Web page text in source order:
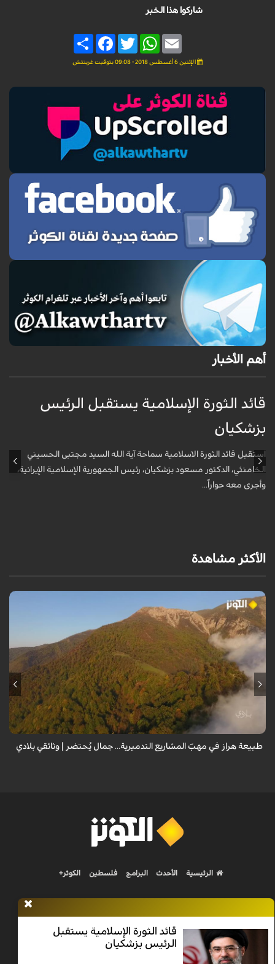
شاركوا هذا الخبر
Share
FacebookTwitter
WhatsAppEmail
الإثنين 6 أغسطس 2018 - 09:08 بتوقيت غرينتش
أهم الأخبار
قائد الثورة الإسلامية يستقبل الرئيس
بزشكيان
استقبل قائد الثورة الاسلامية سماحة آية الله السيد مجتبى الحسيني
الخامنئي، الدكتور مسعود بزشكيان، رئيس الجمهورية الإسلامية الإيرانية،
وأجرى معه حواراً...
الأكثر مشاهدة
من قلب طبيعة هراز التي كانت يوماً من أجمل الموائل الطبيعية في إيران، يحذر
المعد من كارثة بيئية: "وحش الأعمال والمشاريع التدميرية تنهش بجسم
طبيعة هراز في مهبّ المشاريع التدميرية... جمال يُحتضر | وثائقي بلادي
قائد الثورة الإسلامية يستقبل
الرئيس بزشكيان
الرئيسية الأحدث البرامج فلسطين الكوثر+
Nilesat 11900 V | Badr 8 11747 V | Badr5 12284 V